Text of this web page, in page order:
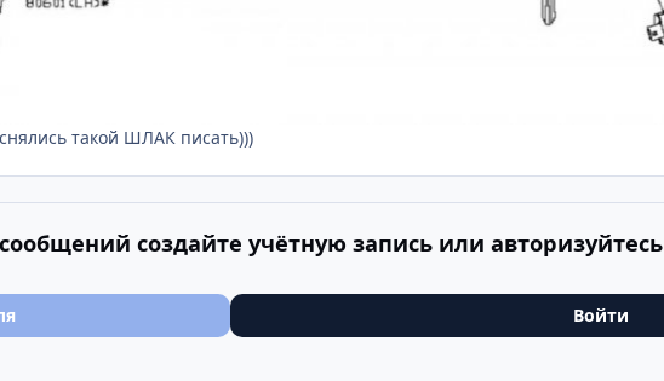
такой ШЛАК писать)))
создайте учётную запись или авторизуйтесь
Войти